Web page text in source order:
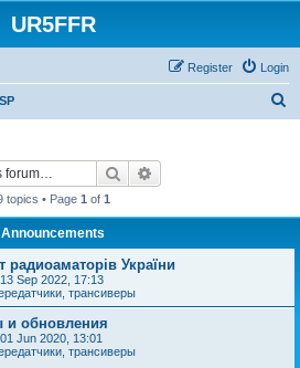
UR5FFR
Login
Register
Search
topics • Page 1 of 1
Announcements
радиоаматорів України
13 Sep 2022, 17:13
трансиверы
и обновления
01 Jun 2020, 13:01
трансиверы